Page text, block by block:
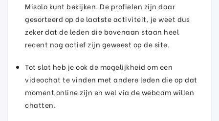
Misolo kunt bekijken. De profielen zijn daar
gesorteerd op de laatste activiteit, je weet dus
zeker dat de leden die bovenaan staan heel
recent nog actief zijn geweest op de site.
Tot slot heb je ook de mogelijkheid om een
videochat te vinden met andere leden die op dat
moment online zijn en wel via de webcam willen
chatten.